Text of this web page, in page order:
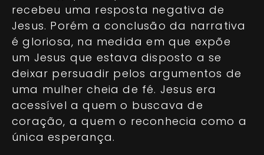
recebeu uma resposta negativa de
Jesus. Porém a conclusão da narrativa
é gloriosa, na medida em que expõe
um Jesus que estava disposto a se
deixar persuadir pelos argumentos de
uma mulher cheia de fé. Jesus era
acessível a quem o buscava de
coração, a quem o reconhecia como a
única esperança.